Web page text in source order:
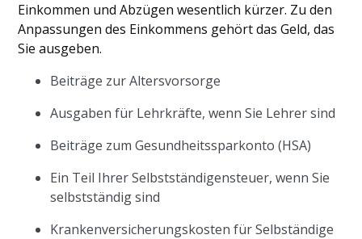
Einkommen und Abzügen wesentlich kürzer. Zu den
Anpassungen des Einkommens gehört das Geld, das
Sie ausgeben.
Beiträge zur Altersvorsorge
Ausgaben für Lehrkräfte, wenn Sie Lehrer sind
Beiträge zum Gesundheitssparkonto (HSA)
Ein Teil Ihrer Selbstständigensteuer, wenn Sie
selbstständig sind
Krankenversicherungskosten für Selbständige